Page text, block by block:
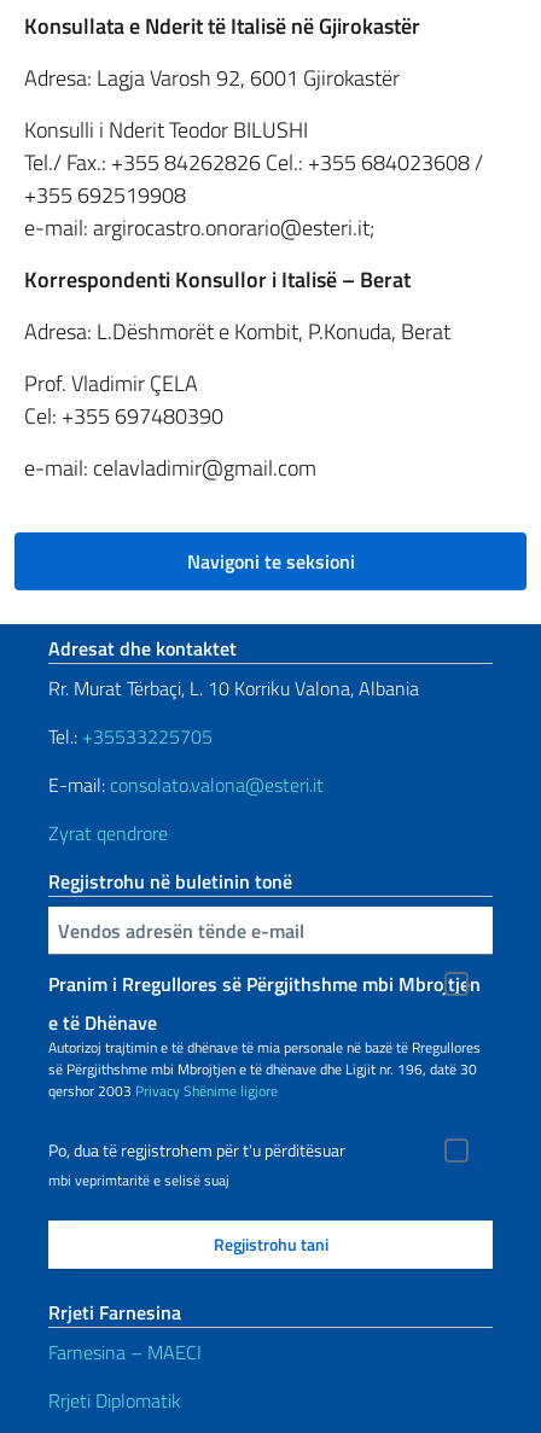
Konsullata e Nderit të Italisë në Gjirokastër
Adresa: Lagja Varosh 92, 6001 Gjirokastër
Konsulli i Nderit Teodor BILUSHI
Tel./ Fax.: +355 84262826 Cel.: +355 684023608 /
+355 692519908
e-mail: argirocastro.onorario@esteri.it;
Korrespondenti Konsullor i Italisë – Berat
Adresa: L.Dëshmorët e Kombit, P.Konuda, Berat
Prof. Vladimir ÇELA
Cel: +355 697480390
e-mail: celavladimir@gmail.com
Navigoni te seksioni
Footer section
Adresat dhe kontaktet
Rr. Murat Tërbaçi, L. 10 Korriku Valona, Albania
Tel.: +35533225705
E-mail: consolato.valona@esteri.it
Zyrat qendrore
Regjistrohu në buletinin tonë
Inserisci la tua email
Pranim i Rregullores së Përgjithshme mbi Mbrojtjen
e të Dhënave
Autorizoj trajtimin e të dhënave të mia personale në bazë të Rregullores
së Përgjithshme mbi Mbrojtjen e të dhënave dhe Ligjit nr. 196, datë 30
qershor 2003 PrivacyShënime ligjore
Po, dua të regjistrohem për t'u përditësuar
mbi veprimtaritë e selisë suaj
Rrjeti Farnesina
Farnesina – MAECI
Rrjeti Diplomatik